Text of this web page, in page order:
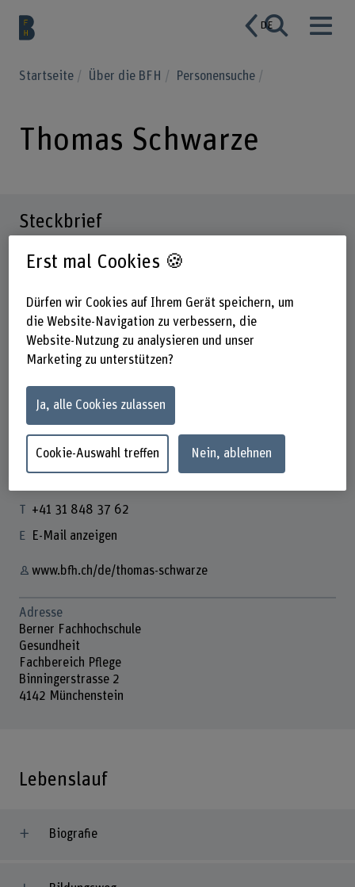
DE
Startseite Über die BFH Personensuche
Thomas Schwarze
Steckbrief
Thomas Schwarze
Wissenschaftlicher Mitarbeiter
+41 31 848 37 62
E-Mail anzeigen
www.bfh.ch/de/thomas-schwarze
Adresse
Berner Fachhochschule
Gesundheit
Fachbereich Pflege
Binningerstrasse 2
4142 Münchenstein
Lebenslauf
Biografie
Erst mal Cookies 🍪
Dürfen wir Cookies auf Ihrem Gerät speichern, um
die Website-Navigation zu verbessern, die
Website-Nutzung zu analysieren und unser
Marketing zu unterstützen?
Ja, alle Cookies zulassen
Cookie-Auswahl treffen Nein, ablehnen